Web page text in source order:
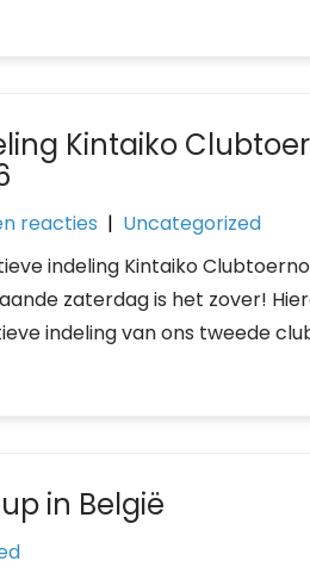
Kintaiko
reacties | Uncategorized
indeling Kintaiko
zaterdag is het zover!
indeling van ons tweede
in België